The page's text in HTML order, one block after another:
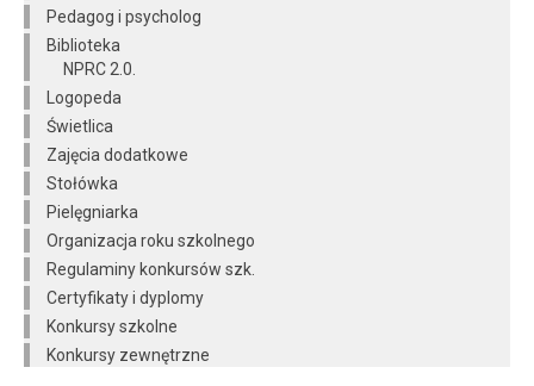
Pedagog i psycholog
Biblioteka
NPRC 2.0.
Logopeda
Świetlica
Zajęcia dodatkowe
Stołówka
Pielęgniarka
Organizacja roku szkolnego
Regulaminy konkursów szk.
Certyfikaty i dyplomy
Konkursy szkolne
Konkursy zewnętrzne